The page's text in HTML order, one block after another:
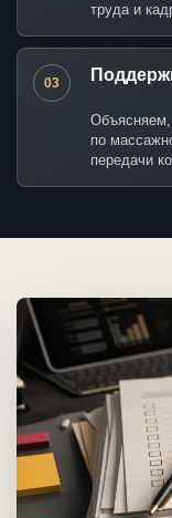
труда и
03
Объясняем,
по
передачи